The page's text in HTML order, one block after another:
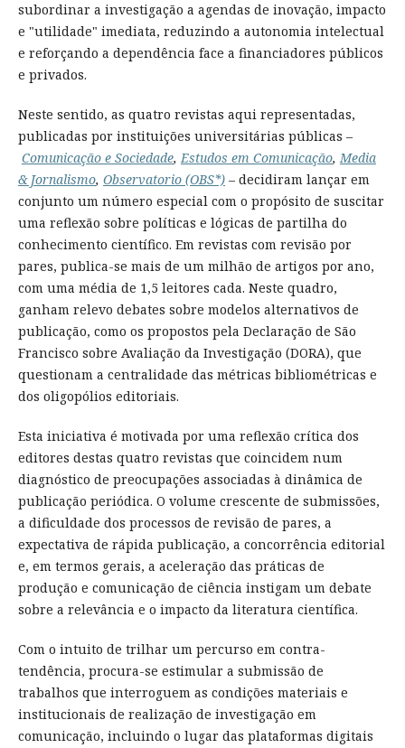
subordinar a investigação a agendas de inovação, impacto
e "utilidade" imediata, reduzindo a autonomia intelectual
e reforçando a dependência face a financiadores públicos
e privados.
Neste sentido, as quatro revistas aqui representadas,
publicadas por instituições universitárias públicas –
Comunicação e Sociedade, Estudos em Comunicação, Media
& Jornalismo, Observatorio (OBS*)– decidiram lançar em
conjunto um número especial com o propósito de suscitar
uma reflexão sobre políticas e lógicas de partilha do
conhecimento científico. Em revistas com revisão por
pares, publica-se mais de um milhão de artigos por ano,
com uma média de 1,5 leitores cada. Neste quadro,
ganham relevo debates sobre modelos alternativos de
publicação, como os propostos pela Declaração de São
Francisco sobre Avaliação da Investigação (DORA), que
questionam a centralidade das métricas bibliométricas e
dos oligopólios editoriais.
Esta iniciativa é motivada por uma reflexão crítica dos
editores destas quatro revistas que coincidem num
diagnóstico de preocupações associadas à dinâmica de
publicação periódica. O volume crescente de submissões,
a dificuldade dos processos de revisão de pares, a
expectativa de rápida publicação, a concorrência editorial
e, em termos gerais, a aceleração das práticas de
produção e comunicação de ciência instigam um debate
sobre a relevância e o impacto da literatura científica.
Com o intuito de trilhar um percurso em contra-
tendência, procura-se estimular a submissão de
trabalhos que interroguem as condições materiais e
institucionais de realização de investigação em
comunicação, incluindo o lugar das plataformas digitais